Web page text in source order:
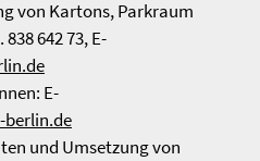
von Kartons, Parkraum
642 73, E-
E-
berlin.de
und Umsetzung von